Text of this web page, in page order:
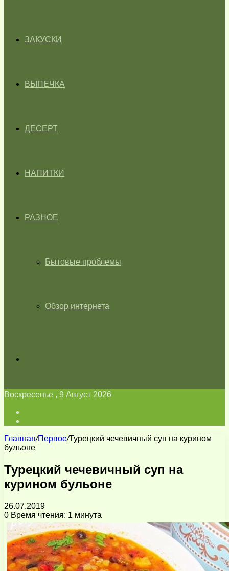
ЗАКУСКИ
ВЫПЕЧКА
ДЕСЕРТ
НАПИТКИ
РАЗНОЕ
Бытовые проблемы
Обзор интернета
Воскресенье , 9 Август 2026
Главная/Первое/Турецкий чечевичный суп на курином
бульоне
Турецкий чечевичный суп на
курином бульоне
26.07.2019
0 Время чтения: 1 минута